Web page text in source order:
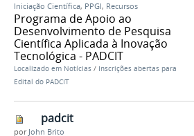
Iniciação Científica, PPGI, Recursos
Programa de Apoio ao
Desenvolvimento de Pesquisa
Científica Aplicada à Inovação
Tecnológica - PADCIT
Localizado em Notícias / Inscrições abertas para
Edital do PADCIT
padcit
por John Brito